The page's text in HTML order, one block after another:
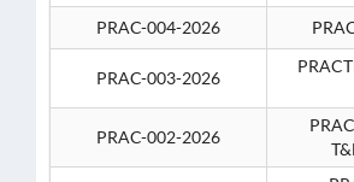
PRAC-004-2026
PRAC-003-2026
PRAC-002-2026